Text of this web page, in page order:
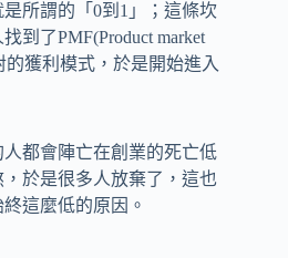
所謂的「0到1」；這條坎
到了PMF(Product market
獲利模式，於是開始進入
都會陣亡在創業的死亡低
於是很多人放棄了，這也
這麼低的原因。